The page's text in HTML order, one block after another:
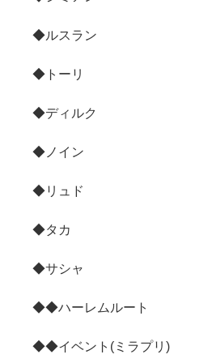
◆ルスラン
◆トーリ
◆ディルク
◆ノイン
◆リュド
◆タカ
◆サシャ
◆◆ハーレムルート
◆◆イベント(ミラプリ)